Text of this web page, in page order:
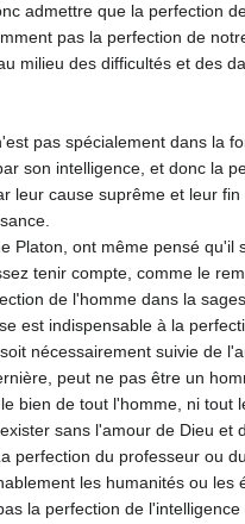
admettre que la perfection
pas la perfection de
milieu des diffi­cultés et des
pas spécialement dans la
son intelligence, et donc la
leur cause suprême et leur
Platon, ont même pensé
tenir compte, comme le
de l'homme dans la
est indispensable à la
nécessairement suivie de
peut ne pas être un
bien de tout l'homme, ni tout
sans l'amour de Dieu
perfection du professeur ou
les humanités ou les
la perfection de